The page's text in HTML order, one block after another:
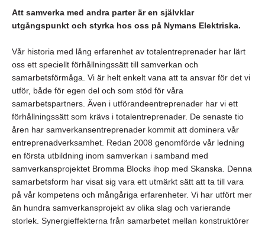
Att samverka med andra parter är en självklar
utgångspunkt och styrka hos oss på Nymans Elektriska.
Vår historia med lång erfarenhet av totalentreprenader har lärt
oss ett speciellt förhållningssätt till samverkan och
samarbetsförmåga. Vi är helt enkelt vana att ta ansvar för det vi
utför, både för egen del och som stöd för våra
samarbetspartners. Även i utförandeentreprenader har vi ett
förhållningssätt som krävs i totalentreprenader. De senaste tio
åren har samverkansentreprenader kommit att dominera vår
entreprenadverksamhet. Redan 2008 genomförde vår ledning
en första utbildning inom samverkan i samband med
samverkansprojektet Bromma Blocks ihop med Skanska. Denna
samarbetsform har visat sig vara ett utmärkt sätt att ta till vara
på vår kompetens och mångåriga erfarenheter. Vi har utfört mer
än hundra samverkansprojekt av olika slag och varierande
storlek. Synergieffekterna från samarbetet mellan konstruktörer